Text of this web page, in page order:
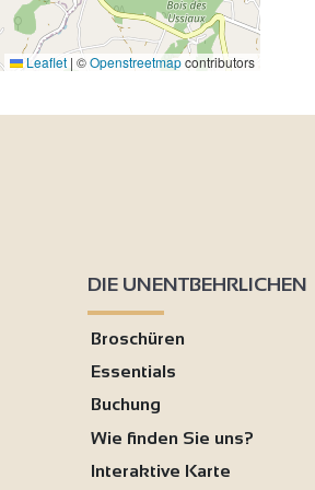
Leaflet | ©Openstreetmapcontributors
DIE UNENTBEHRLICHEN
Broschüren
Essentials
Buchung
Wie finden Sie uns?
Interaktive Karte